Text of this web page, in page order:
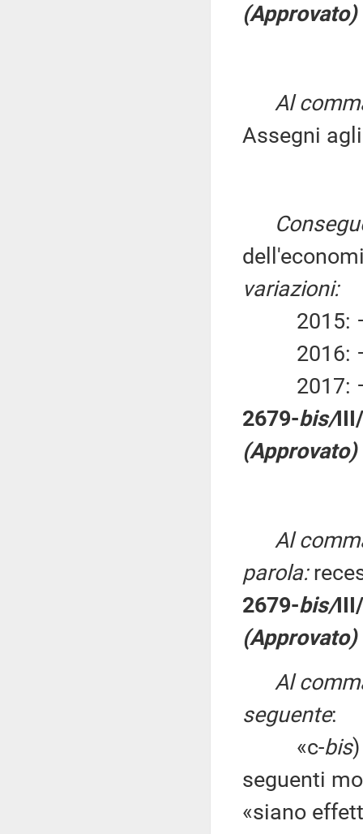
(Approvato)
Al
Assegni
variazioni:
2015:
2016:
2017:
2679-bis/
(Approvato)
Al
parola:
2679-bis/
(Approvato)
Al
seguente:
«c-bis
seguenti
«siano